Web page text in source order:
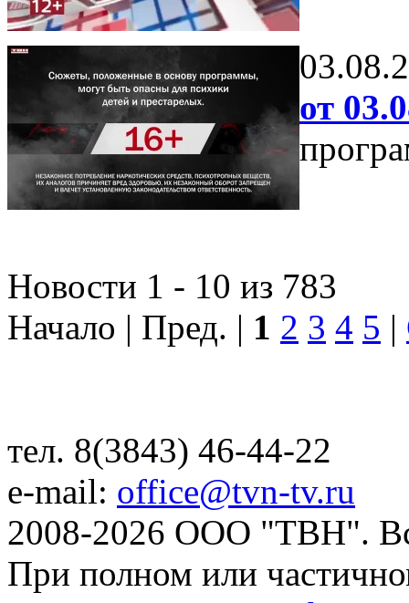
от
Новости 1 - 10 из 783
Начало | Пред. | 1 2 3 4 5 |
тел. 8(3843) 46-44-22
e-mail: office@tvn-tv.ru
2008-2026 ООО "ТВН".
При полном или